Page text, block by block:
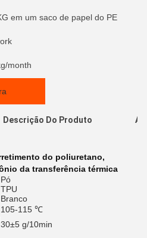
em um saco de papel do PE
month
Descrição Do Produto
do poliuretano,
da transferência térmica
Pó
TPU
Branco
105-115 ℃
30±5 g/10min